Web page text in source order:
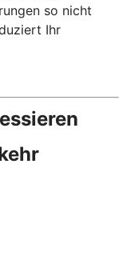
so nicht
Ihr